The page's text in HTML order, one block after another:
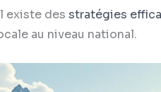
existe des stratégies
au niveau national.